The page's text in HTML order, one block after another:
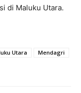
di Maluku Utara.
Utara
Mendagri